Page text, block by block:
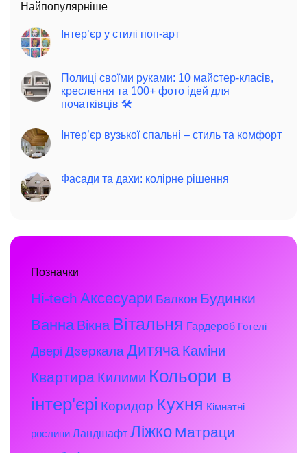
Найпопулярніше
Інтер’єр у стилі поп-арт
Полиці своїми руками: 10 майстер-класів,
креслення та 100+ фото ідей для
початківців 🛠️
Інтер’єр вузької спальні – стиль та комфорт
Фасади та дахи: колірне рішення
Позначки
Hi-tech Аксесуари Балкон Будинки
Ванна Вікна Вітальня Гардероб Готелі
Двері ДзеркалаДитяча Каміни
Квартира Килими Кольори в
інтер'єрі Коридор Кухня Кімнатні
рослини Ландшафт Ліжко Матраци